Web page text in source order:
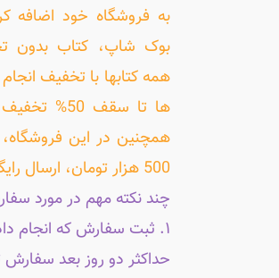
به فروشگاه خود اضافه
بوک شاپ، کتاب بدون
همه کتابها با تخفیف
ها تا سقف
همچنین در این
500 هزار تومان، ارسال رایگان هست...
چند نکته مهم در مورد
۱. ثبت سفارش که انجام
حداکثر دو روز بعد